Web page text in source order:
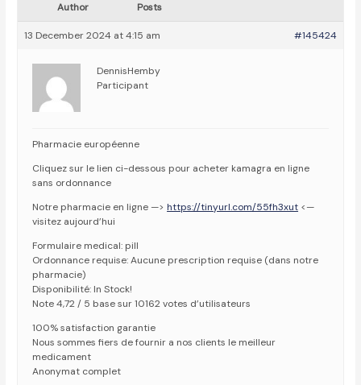
Author Posts
13 December 2024 at 4:15 am #145424
DennisHemby
Participant
Pharmacie européenne
Cliquez sur le lien ci-dessous pour acheter kamagra en ligne
sans ordonnance
Notre pharmacie en ligne —>https://tinyurl.com/55fh3xut <—
visitez aujourd’hui
Formulaire medical: pill
Ordonnance requise: Aucune prescription requise (dans notre
pharmacie)
Disponibilité: In Stock!
Note 4,72 / 5 base sur 10162 votes d’utilisateurs
100% satisfaction garantie
Nous sommes fiers de fournir a nos clients le meilleur
medicament
Anonymat complet